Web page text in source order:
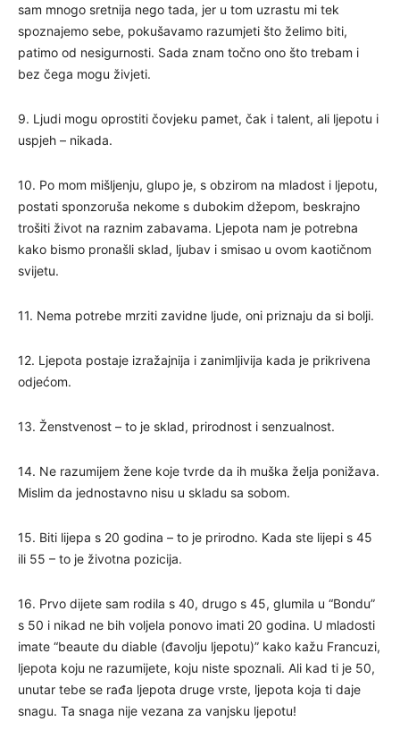
sam mnogo sretnija nego tada, jer u tom uzrastu mi tek
spoznajemo sebe, pokušavamo razumjeti što želimo biti,
patimo od nesigurnosti. Sada znam točno ono što trebam i
bez čega mogu živjeti.
9. Ljudi mogu oprostiti čovjeku pamet, čak i talent, ali ljepotu i
uspjeh – nikada.
10. Po mom mišljenju, glupo je, s obzirom na mladost i ljepotu,
postati sponzoruša nekome s dubokim džepom, beskrajno
trošiti život na raznim zabavama. Ljepota nam je potrebna
kako bismo pronašli sklad, ljubav i smisao u ovom kaotičnom
svijetu.
11. Nema potrebe mrziti zavidne ljude, oni priznaju da si bolji.
12. Ljepota postaje izražajnija i zanimljivija kada je prikrivena
odjećom.
13. Ženstvenost – to je sklad, prirodnost i senzualnost.
14. Ne razumijem žene koje tvrde da ih muška želja ponižava.
Mislim da jednostavno nisu u skladu sa sobom.
15. Biti lijepa s 20 godina – to je prirodno. Kada ste lijepi s 45
ili 55 – to je životna pozicija.
16. Prvo dijete sam rodila s 40, drugo s 45, glumila u “Bondu”
s 50 i nikad ne bih voljela ponovo imati 20 godina. U mladosti
imate “beaute du diable (đavolju ljepotu)” kako kažu Francuzi,
ljepota koju ne razumijete, koju niste spoznali. Ali kad ti je 50,
unutar tebe se rađa ljepota druge vrste, ljepota koja ti daje
snagu. Ta snaga nije vezana za vanjsku ljepotu!